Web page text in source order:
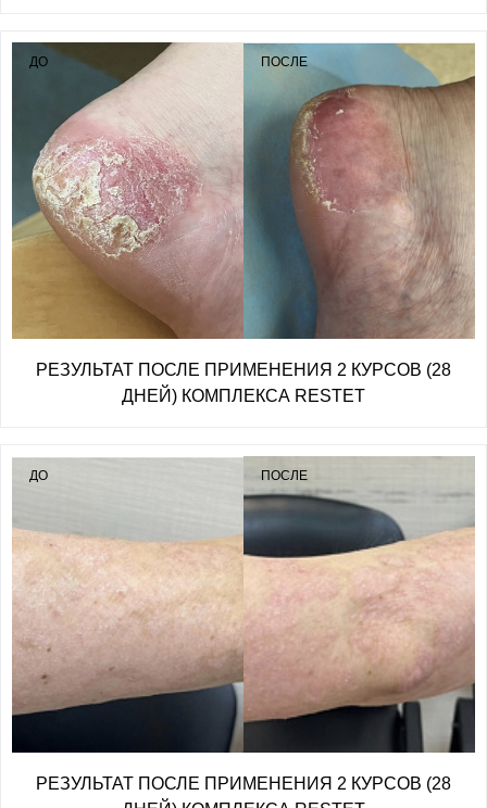
ДО ПОСЛЕ
РЕЗУЛЬТАТ ПОСЛЕ ПРИМЕНЕНИЯ 2 КУРСОВ (28
ДНЕЙ) КОМПЛЕКСА RESTET
ДО ПОСЛЕ
РЕЗУЛЬТАТ ПОСЛЕ ПРИМЕНЕНИЯ 2 КУРСОВ (28